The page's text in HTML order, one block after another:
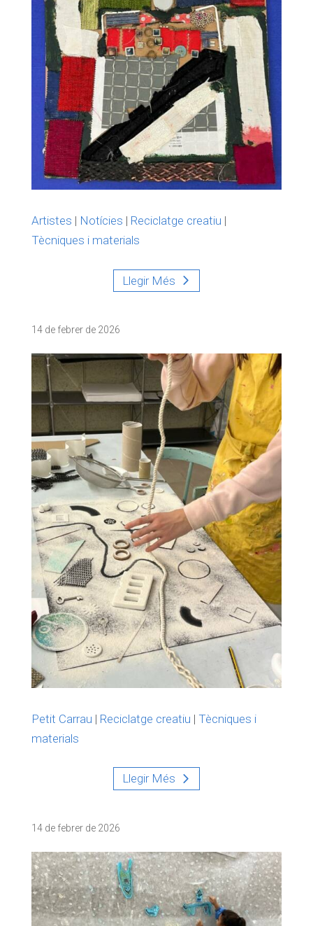
Artistes | Notícies | Reciclatge creatiu |
Tècniques i materials
Llegir Més
14 de febrer de 2026
Petit Carrau | Reciclatge creatiu | Tècniques i
materials
Llegir Més
14 de febrer de 2026